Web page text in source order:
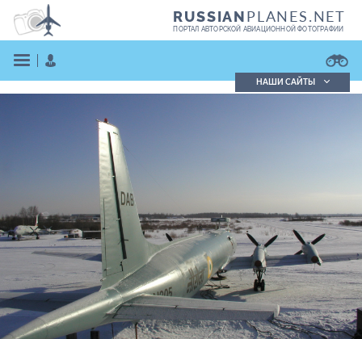
RUSSIANPLANES.NET
ПОРТАЛ АВТОРСКОЙ АВИАЦИОННОЙ ФОТОГРАФИИ
ЗАРЕГИСТРИРОВАТЬСЯ
НАШИ САЙТЫ